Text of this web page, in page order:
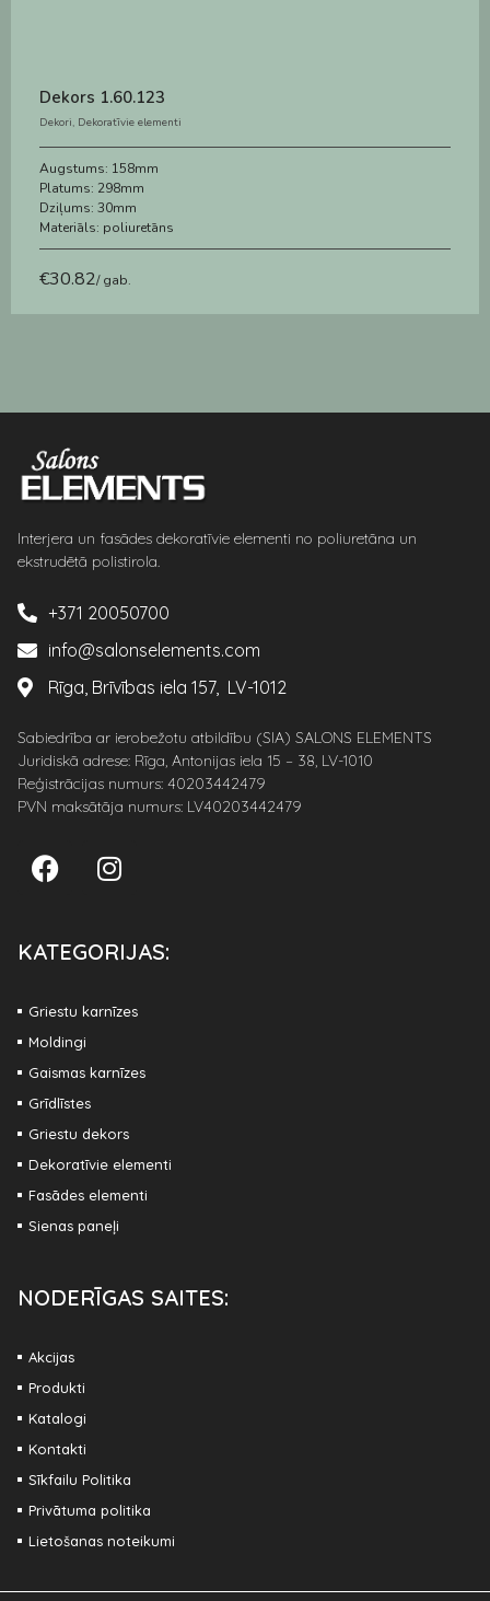
Dekors 1.60.123
Dekori, Dekoratīvie elementi
Augstums: 158mm
Platums: 298mm
Dziļums: 30mm
Materiāls: poliuretāns
€30.82/ gab.
Interjera un fasādes dekoratīvie elementi no poliuretāna un
ekstrudētā polistirola.
+371 20050700
info@salonselements.com
Rīga, Brīvības iela 157, LV-1012
Sabiedrība ar ierobežotu atbildību (SIA) SALONS ELEMENTS
Juridiskā adrese: Rīga, Antonijas iela 15 – 38, LV-1010
Reģistrācijas numurs: 40203442479
PVN maksātāja numurs: LV40203442479
KATEGORIJAS:
Griestu karnīzes
Moldingi
Gaismas karnīzes
Grīdlīstes
Griestu dekors
Dekoratīvie elementi
Fasādes elementi
Sienas paneļi
NODERĪGAS SAITES:
Akcijas
Produkti
Katalogi
Kontakti
Sīkfailu Politika
Privātuma politika
Lietošanas noteikumi